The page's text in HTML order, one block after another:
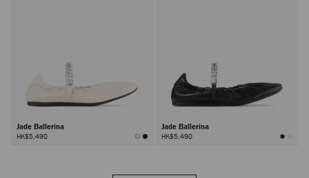
Jade Ballerina
HK$5,490
Jade Ballerina
HK$5,490